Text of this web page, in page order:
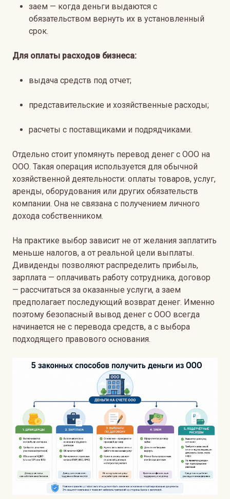
заем — когда деньги выдаются с
обязательством вернуть их в установленный
срок.
Для оплаты расходов бизнеса:
выдача средств под отчет;
представительские и хозяйственные расходы;
расчеты с поставщиками и подрядчиками.
Отдельно стоит упомянуть перевод денег с ООО на
ООО. Такая операция используется для обычной
хозяйственной деятельности: оплаты товаров, услуг,
аренды, оборудования или других обязательств
компании. Она не связана с получением личного
дохода собственником.
На практике выбор зависит не от желания заплатить
меньше налогов, а от реальной цели выплаты.
Дивиденды позволяют распределить прибыль,
зарплата — оплачивать работу сотрудника, договор
— рассчитаться за оказанные услуги, а заем
предполагает последующий возврат денег. Именно
поэтому безопасный вывод денег с ООО всегда
начинается не с перевода средств, а с выбора
подходящего правового основания.